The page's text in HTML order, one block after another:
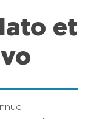
et